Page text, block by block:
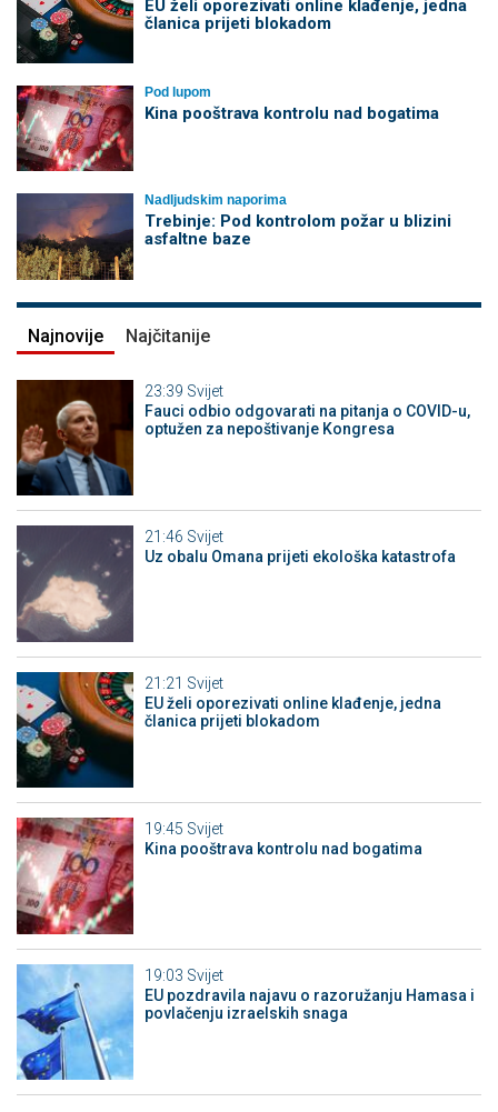
EU želi oporezivati online klađenje, jedna
članica prijeti blokadom
Pod lupom
Kina pooštrava kontrolu nad bogatima
Nadljudskim naporima
Trebinje: Pod kontrolom požar u blizini
asfaltne baze
Najnovije Najčitanije
23:39 Svijet
Fauci odbio odgovarati na pitanja o COVID-u,
optužen za nepoštivanje Kongresa
21:46 Svijet
Uz obalu Omana prijeti ekološka katastrofa
21:21 Svijet
EU želi oporezivati online klađenje, jedna
članica prijeti blokadom
19:45 Svijet
Kina pooštrava kontrolu nad bogatima
19:03 Svijet
EU pozdravila najavu o razoružanju Hamasa i
povlačenju izraelskih snaga